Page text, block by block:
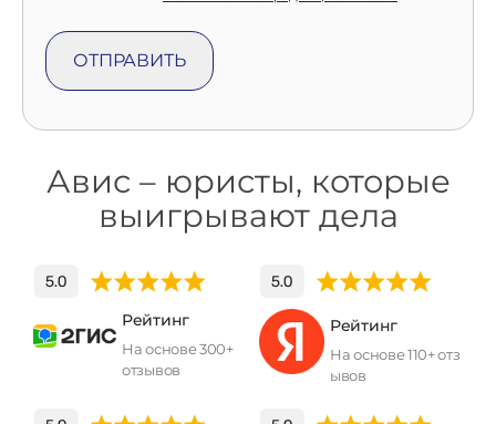
Авис – юристы, которые
выигрывают дела
Рейтинг
На основе 300+
отзывов
Рейтинг
На основе 110+ отз
ывов